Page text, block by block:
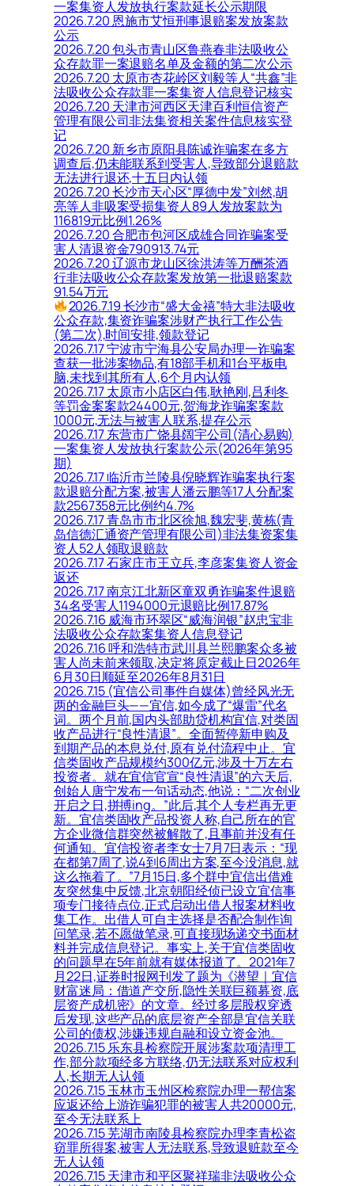
一案集资人发放执行案款延长公示期限
2026.7.20 恩施市艾恒刑事退赔案发放案款
公示
2026.7.20 包头市青山区鲁燕春非法吸收公
众存款罪一案退赔名单及金额的第二次公示
2026.7.20 太原市杏花岭区刘毅等人“共鑫”非
法吸收公众存款罪一案集资人信息登记核实
2026.7.20 天津市河西区天津百利恒信资产
管理有限公司非法集资相关案件信息核实登
记
2026.7.20 新乡市原阳县陈诚诈骗案在多方
调查后,仍未能联系到受害人,导致部分退赔款
无法进行退还,十五日内认领
2026.7.20 长沙市天心区“厚德中发”刘然,胡
亮等人非吸案受损集资人89人发放案款为
116819元比例1.26%
2026.7.20 合肥市包河区成雄合同诈骗案受
害人清退资金790913.74元
2026.7.20 辽源市龙山区徐洪涛等万酬茶酒
行非法吸收公众存款案发放第一批退赔案款
91.54万元
2026.7.19 长沙市“盛大金禧”特大非法吸收
公众存款,集资诈骗案涉财产执行工作公告
(第二次),时间安排,领款登记
2026.7.17 宁波市宁海县公安局办理一诈骗案
查获一批涉案物品,有18部手机和1台平板电
脑,未找到其所有人,6个月内认领
2026.7.17 太原市小店区白伟,耿艳刚,吕利冬
等罚金案案款24400元,贺海龙诈骗案案款
1000元,无法与被害人联系,提存公示
2026.7.17 东营市广饶县阔宇公司(清心易购)
一案集资人发放执行案款公示(2026年第95
期)
2026.7.17 临沂市兰陵县倪晓辉诈骗案执行案
款退赔分配方案,被害人潘云鹏等17人分配案
款2567358元比例约4.7%
2026.7.17 青岛市市北区徐旭,魏宏斐,黄栋(青
岛信德汇通资产管理有限公司)非法集资案集
资人52人领取退赔款
2026.7.17 石家庄市王立兵,李彦案集资人资金
返还
2026.7.17 南京江北新区童双勇诈骗案件退赔
34名受害人1194000元退赔比例17.87%
2026.7.16 威海市环翠区“威海润银”赵忠宝非
法吸收公众存款案集资人信息登记
2026.7.16 呼和浩特市武川县兰熙鹏案众多被
害人尚未前来领取,决定将原定截止日2026年
6月30日顺延至2026年8月31日
2026.7.15 (宜信公司事件自媒体)曾经风光无
两的金融巨头——宜信,如今成了“爆雷”代名
词。两个月前,国内头部助贷机构宜信,对类固
收产品进行“良性清退”。全面暂停新申购及
到期产品的本息兑付,原有兑付流程中止。宜
信类固收产品规模约300亿元,涉及十万左右
投资者。就在宜信官宣“良性清退”的六天后,
创始人唐宁发布一句话动态,他说：“二次创业
开启之日,拼搏ing。”此后,其个人专栏再无更
新。宜信类固收产品投资人称,自己所在的官
方企业微信群突然被解散了,且事前并没有任
何通知。宜信投资者李女士7月7日表示：“现
在都第7周了,说4到6周出方案,至今没消息,就
这么拖着了。”7月15日,多个群中宜信出借难
友突然集中反馈,北京朝阳经侦已设立宜信事
项专门接待点位,正式启动出借人报案材料收
集工作。出借人可自主选择是否配合制作询
问笔录,若不愿做笔录,可直接现场递交书面材
料并完成信息登记。事实上,关于宜信类固收
的问题早在5年前就有媒体报道了。2021年7
月22日,证券时报网刊发了题为《潜望｜宜信
财富迷局：借道产交所,隐性关联巨额募资,底
层资产成机密》的文章。经过多层股权穿透
后发现,这些产品的底层资产全部是宜信关联
公司的债权,涉嫌违规自融和设立资金池。
2026.7.15 乐东县检察院开展涉案款项清理工
作,部分款项经多方联络,仍无法联系对应权利
人,长期无人认领
2026.7.15 玉林市玉州区检察院办理一帮信案
应返还给上游诈骗犯罪的被害人共20000元,
至今无法联系上
2026.7.15 芜湖市南陵县检察院办理李青松盗
窃罪所得案,被害人无法联系,导致退赃款至今
无人认领
2026.7.15 天津市和平区聚祥瑞非法吸收公众